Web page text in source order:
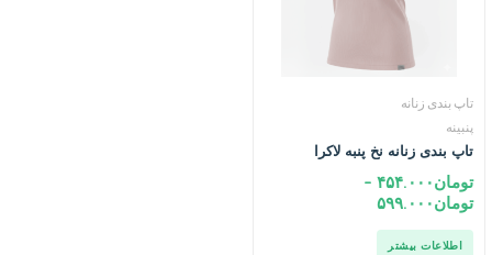
تاپ بندی زنانه
پنبینه
تاپ بندی زنانه نخ پنبه لاکرا
تومان۴۵۴.۰۰۰ –
تومان۵۹۹.۰۰۰
اطلاعات بیشتر